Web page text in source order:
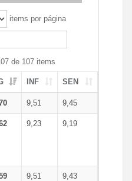
items por página
de 107 items
INF SEN
9,51 9,45
9,23 9,19
9,51 9,43